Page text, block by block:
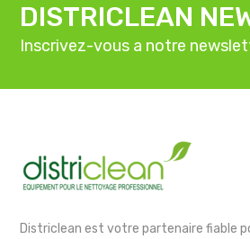
DISTRICLEAN
Inscrivez-vous a notre
Districlean est votre partenaire fiable